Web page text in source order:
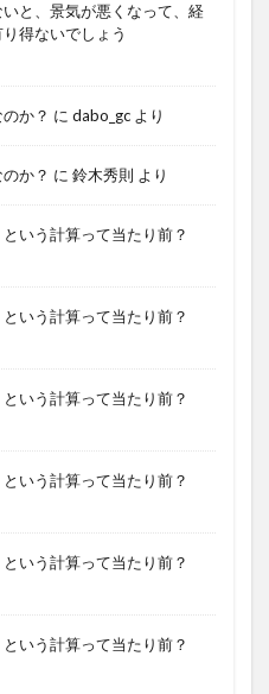
いと、景気が悪くなって、経
得ないでしょう
か？ に dabo_gc より
か？ に 鈴木秀則 より
いう計算って当たり前？
いう計算って当たり前？
いう計算って当たり前？
いう計算って当たり前？
いう計算って当たり前？
いう計算って当たり前？